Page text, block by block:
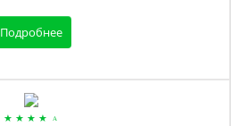
Подробнее